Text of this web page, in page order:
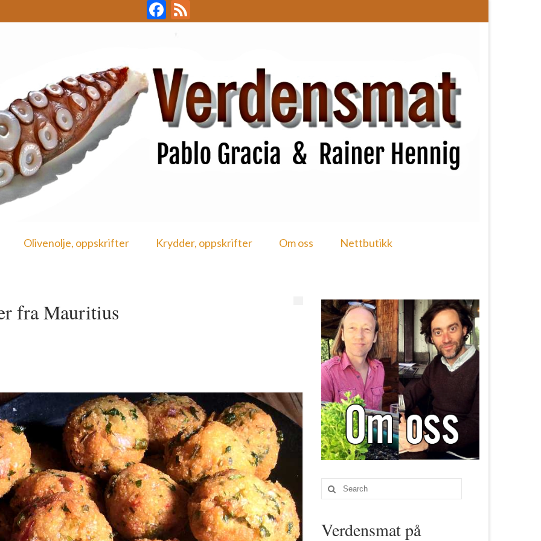
Facebook
Olivenolje, oppskrifter Krydder, oppskrifter Om oss Nettbutikk
fra Mauritius
Search
for:
Verdensmat på